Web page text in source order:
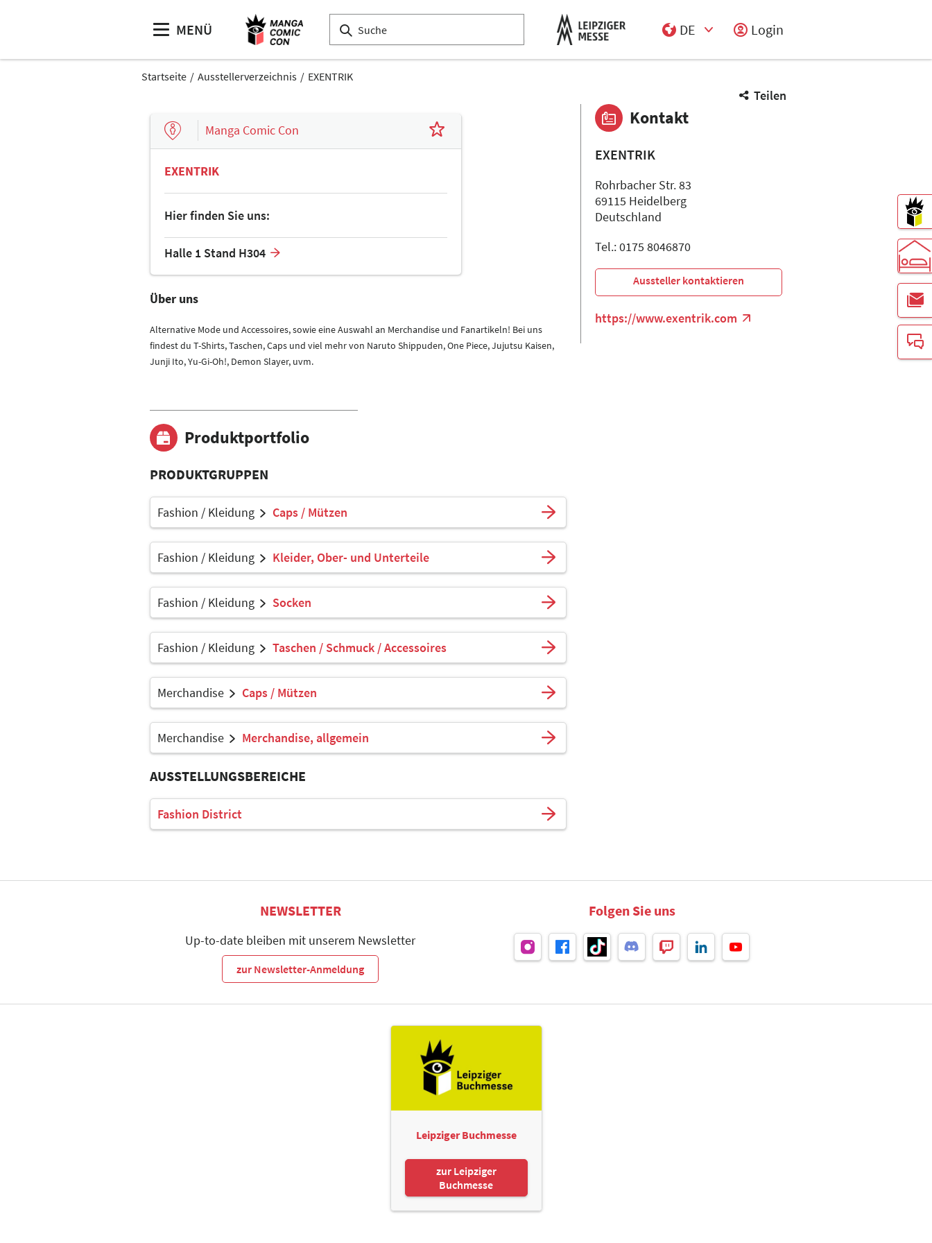
MENÜ
DE
Login
Startseite Ausstellerverzeichnis EXENTRIK
Teilen
Manga Comic Con
EXENTRIK
Hier finden Sie uns:
Halle 1 Stand H304
Über uns
Alternative Mode und Accessoires, sowie eine Auswahl an Merchandise und Fanartikeln! Bei uns
findest du T-Shirts, Taschen, Caps und viel mehr von Naruto Shippuden, One Piece, Jujutsu Kaisen,
Junji Ito, Yu-Gi-Oh!, Demon Slayer, uvm.
Produktportfolio
PRODUKTGRUPPEN
Fashion / Kleidung Caps / Mützen
Fashion / Kleidung Kleider, Ober- und Unterteile
Fashion / Kleidung Socken
Fashion / Kleidung Taschen / Schmuck / Accessoires
Merchandise Caps / Mützen
Merchandise Merchandise, allgemein
AUSSTELLUNGSBEREICHE
Fashion District
Kontakt
EXENTRIK
Rohrbacher Str. 83
69115 Heidelberg
Deutschland
Tel.: 0175 8046870
Aussteller kontaktieren
https://www.exentrik.com
NEWSLETTER
Up-to-date bleiben mit unserem Newsletter
zur Newsletter-Anmeldung
Folgen Sie uns
Leipziger Buchmesse
zur Leipziger
Buchmesse